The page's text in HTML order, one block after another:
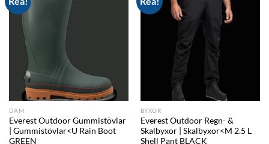
DAM
Everest Outdoor Gummistövlar
| Gummistövlar<U Rain Boot
GREEN
wishlist
BYXOR
Everest Outdoor Regn- &
Skalbyxor | Skalbyxor<M 2.5 L
Shell Pant BLACK